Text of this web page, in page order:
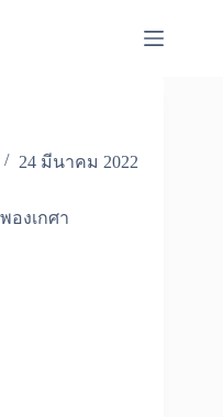
24 มีนาคม 2022
พองเกศา